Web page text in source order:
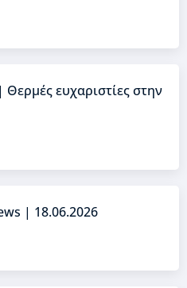
ευχαριστίες στην
| 18.06.2026